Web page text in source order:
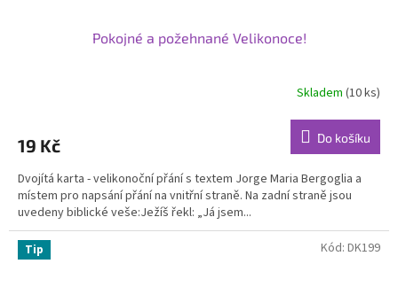
Pokojné a požehnané Velikonoce!
je
z
5
hvězdiček.
Skladem(10 ks)
19 Kč Do košíku
Dvojítá karta - velikonoční přání s textem Jorge Maria Bergoglia a
místem pro napsání přání na vnitřní straně. Na zadní straně jsou
uvedeny biblické veše:Ježíš řekl: „Já jsem...
Tip Kód: DK199